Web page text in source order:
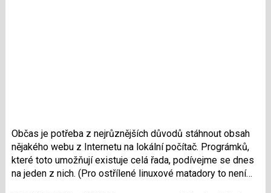
Občas je potřeba z nejrůznějších důvodů stáhnout obsah
nějakého webu z Internetu na lokální počítač. Prográmků,
které toto umožňují existuje celá řada, podívejme se dnes
na jeden z nich. (Pro ostřílené linuxové matadory to není